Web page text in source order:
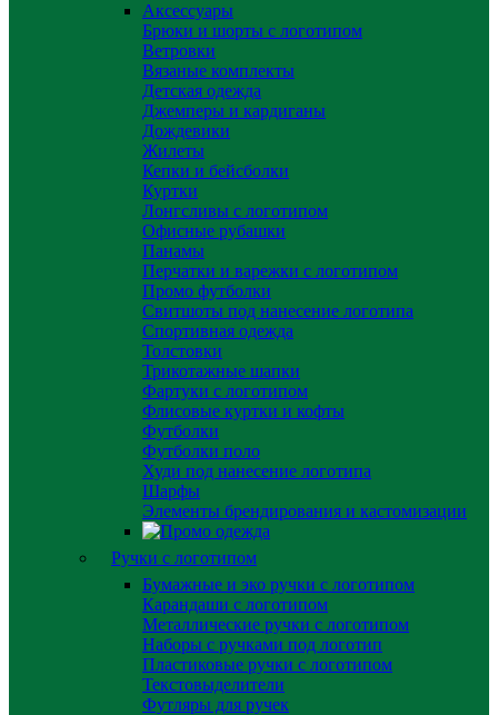
Аксессуары
Брюки и шорты с логотипом
Ветровки
Вязаные комплекты
Детская одежда
Джемперы и кардиганы
Дождевики
Жилеты
Кепки и бейсболки
Куртки
Лонгсливы с логотипом
Офисные рубашки
Панамы
Перчатки и варежки с логотипом
Промо футболки
Свитшоты под нанесение логотипа
Спортивная одежда
Толстовки
Трикотажные шапки
Фартуки с логотипом
Флисовые куртки и кофты
Футболки
Футболки поло
Худи под нанесение логотипа
Шарфы
Элементы брендирования и кастомизации
Ручки с логотипом
Бумажные и эко ручки с логотипом
Карандаши с логотипом
Металлические ручки с логотипом
Наборы с ручками под логотип
Пластиковые ручки с логотипом
Текстовыделители
Футляры для ручек